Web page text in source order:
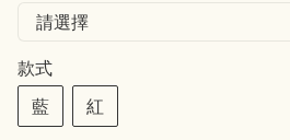
款式
藍
紅